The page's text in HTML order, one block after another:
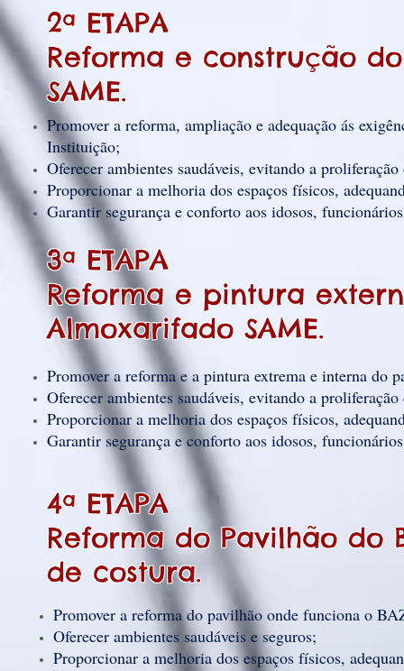
2ª ETAPA
Reforma e construção
SAME.
Promover a reforma, ampliação e adequação ás
Instituição;
Oferecer ambientes saudáveis, evitando a proliferação
Proporcionar a melhoria dos espaços físicos,
Garantir segurança e conforto aos idosos,
3ª ETAPA
Reforma e pintura
Almoxarifado SAME.
Promover a reforma e a pintura extrema e interna
Oferecer ambientes saudáveis, evitando a
Proporcionar a melhoria dos espaços físicos,
Garantir segurança e conforto aos idosos,
4ª ETAPA
Reforma do Pavilhão do
de costura.
Promover a reforma do pavilhão onde funciona o
Oferecer ambientes saudáveis e seguros;
Proporcionar a melhoria dos espaços físicos,